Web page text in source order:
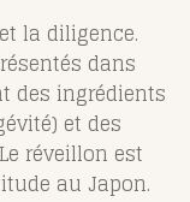
la diligence.
dans
des ingrédients
et des
réveillon est
au Japon.